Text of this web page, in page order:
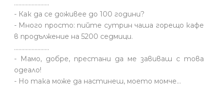
........................
- Как да се доживее до 100 години?
- Много просто: пийте сутрин чаша горещо кафе
в продължение на 5200 седмици.
........................
- Мамо, добре, престани да ме завиваш с това
одеало!
- Но така може да настинеш, моето момче…